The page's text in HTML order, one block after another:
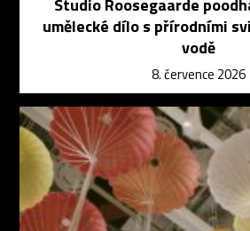
Studio Roosegaarde
umělecké dílo s přírodními
vodě
8. července 2026